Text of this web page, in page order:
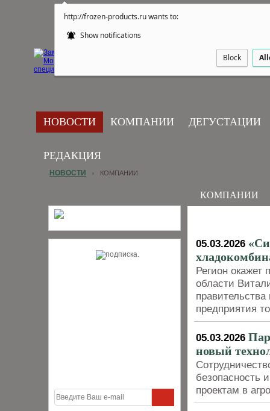
http://frozen-products.ru wants to:
Show notifications
Block
НОВОСТИ КОМПАНИИ ДЕГУСТАЦИИ
РЕДАКЦИЯ
НОВОСТИ › КОМПАНИИ
КОМПАНИИ
05.03.2026
Регион окажет
области
предприятия
05.03.2026
новый
безопасность
проектам в